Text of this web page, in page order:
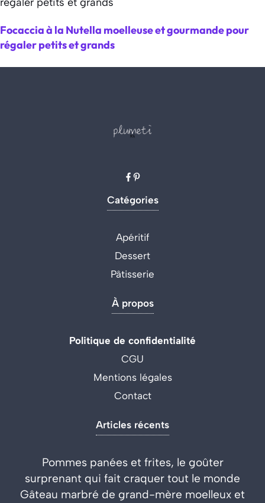
Focaccia à la Nutella moelleuse et gourmande pour
régaler petits et grands
Catégories
Apéritif
Dessert
Pâtisserie
À propos
Politique de confidentialité
CGU
Mentions légales
Contact
Articles récents
Pommes panées et frites, le goûter
surprenant qui fait craquer tout le monde
Gâteau marbré de grand-mère moelleux et